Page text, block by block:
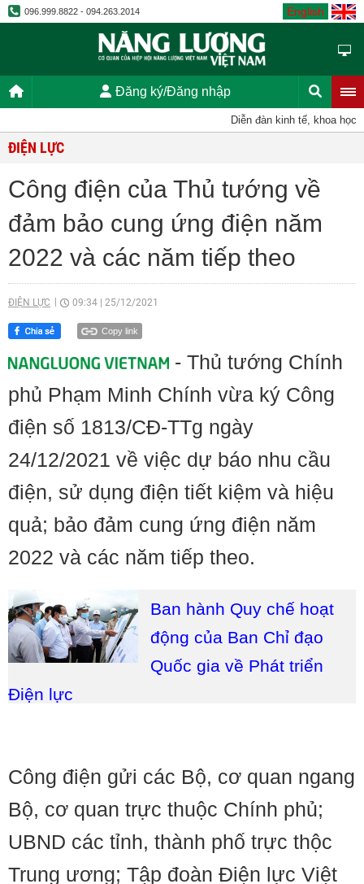
096.999.8822 - 094.263.2014 English
Đăng ký/Đăng nhập
Diễn đàn kinh tế, khoa học,
ĐIỆN LỰC
Công điện của Thủ tướng về
đảm bảo cung ứng điện năm
2022 và các năm tiếp theo
ĐIỆN LỰC 09:34 25/12/2021
Copy link
- Thủ tướng Chính
phủ Phạm Minh Chính vừa ký Công
điện số 1813/CĐ-TTg ngày
24/12/2021 về việc dự báo nhu cầu
điện, sử dụng điện tiết kiệm và hiệu
quả; bảo đảm cung ứng điện năm
2022 và các năm tiếp theo.
Ban hành Quy chế hoạt
động của Ban Chỉ đạo
Quốc gia về Phát triển
Điện lực
Công điện gửi các Bộ, cơ quan ngang
Bộ, cơ quan trực thuộc Chính phủ;
UBND các tỉnh, thành phố trực thộc
Trung ương; Tập đoàn Điện lực Việt